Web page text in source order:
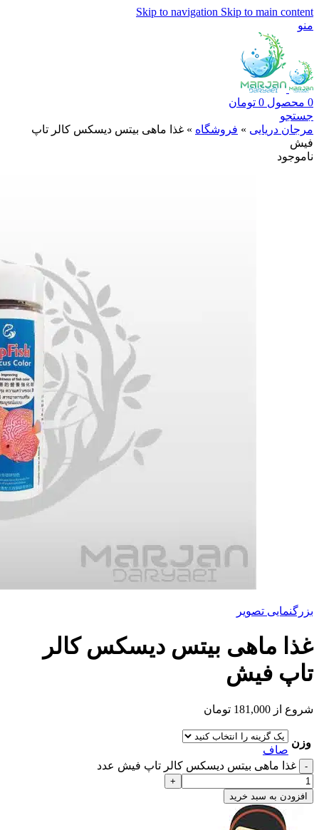
Skip to navigation Skip to main content
منو
0 محصول 0 تومان
جستجو
مرجان دریایی » فروشگاه » غذا ماهی بیتس دیسکس کالر تاپ
فیش
ناموجود
بزرگنمایی تصویر
غذا ماهی بیتس دیسکس کالر
تاپ فیش
شروع از 181,000 تومان
وزن
صاف
غذا ماهی بیتس دیسکس کالر تاپ فیش عدد
افزودن به سبد خرید